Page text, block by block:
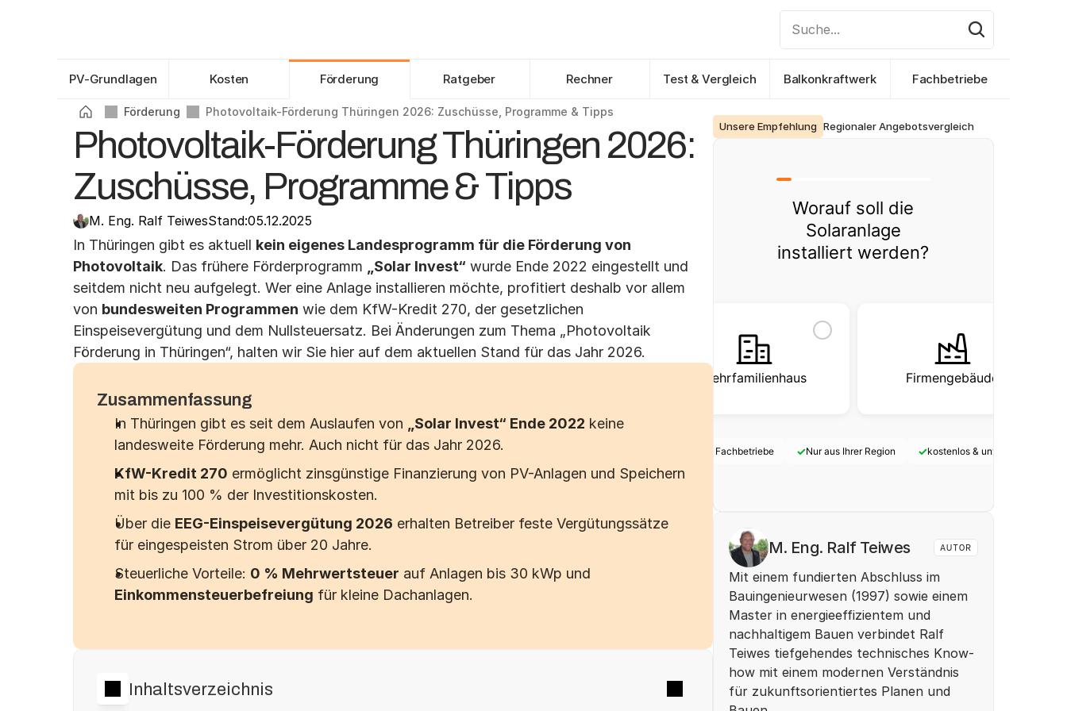
Suche...
PV-Grundlagen Kosten Förderung Ratgeber Rechner Test & Vergleich Balkonkraftwerk Fachbetriebe
Förderung Photovoltaik-Förderung Thüringen 2026: Zuschüsse, Programme & Tipps
Photovoltaik-Förderung Thüringen 2026:
Zuschüsse, Programme & Tipps
M. Eng. Ralf TeiwesStand:05.12.2025
In Thüringen gibt es aktuell kein eigenes Landesprogramm für die Förderung von
Photovoltaik. Das frühere Förderprogramm „Solar Invest“ wurde Ende 2022 eingestellt und
seitdem nicht neu aufgelegt. Wer eine Anlage installieren möchte, profitiert deshalb vor allem
von bundesweiten Programmen wie dem KfW-Kredit 270, der gesetzlichen
Einspeisevergütung und dem Nullsteuersatz. Bei Änderungen zum Thema „Photovoltaik
Förderung in Thüringen“, halten wir Sie hier auf dem aktuellen Stand für das Jahr 2026.
Zusammenfassung
In Thüringen gibt es seit dem Auslaufen von „Solar Invest“ Ende 2022 keine
landesweite Förderung mehr. Auch nicht für das Jahr 2026.
KfW-Kredit 270 ermöglicht zinsgünstige Finanzierung von PV-Anlagen und Speichern
mit bis zu 100 % der Investitionskosten.
Über die EEG-Einspeisevergütung 2026 erhalten Betreiber feste Vergütungssätze
für eingespeisten Strom über 20 Jahre.
Steuerliche Vorteile: 0 % Mehrwertsteuer
Einkommensteuerbefreiung für kleine Dachanlagen.
Inhaltsverzeichnis
Unsere Empfehlung Regionaler Angebotsvergleich
Worauf soll die
Solaranlage
installiert werden?
Mehrfamilienhaus Firmengebäude
Geprüfte Fachbetriebe ✓Nur aus Ihrer Region ✓kostenlos & unverbindlich
M. Eng. Ralf Teiwes AUTOR
Mit einem fundierten Abschluss im
Bauingenieurwesen (1997) sowie einem
Master in energieeffizientem und
nachhaltigem Bauen verbindet Ralf
Teiwes tiefgehendes technisches Know-
how mit einem modernen Verständnis
für zukunftsorientiertes Planen und